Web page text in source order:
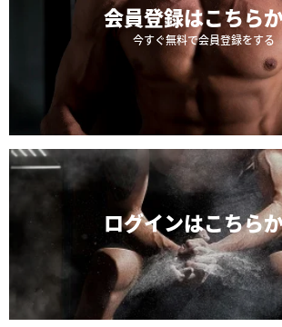
会員登録はこちら
今すぐ無料で会員登録をする
ログインはこちら